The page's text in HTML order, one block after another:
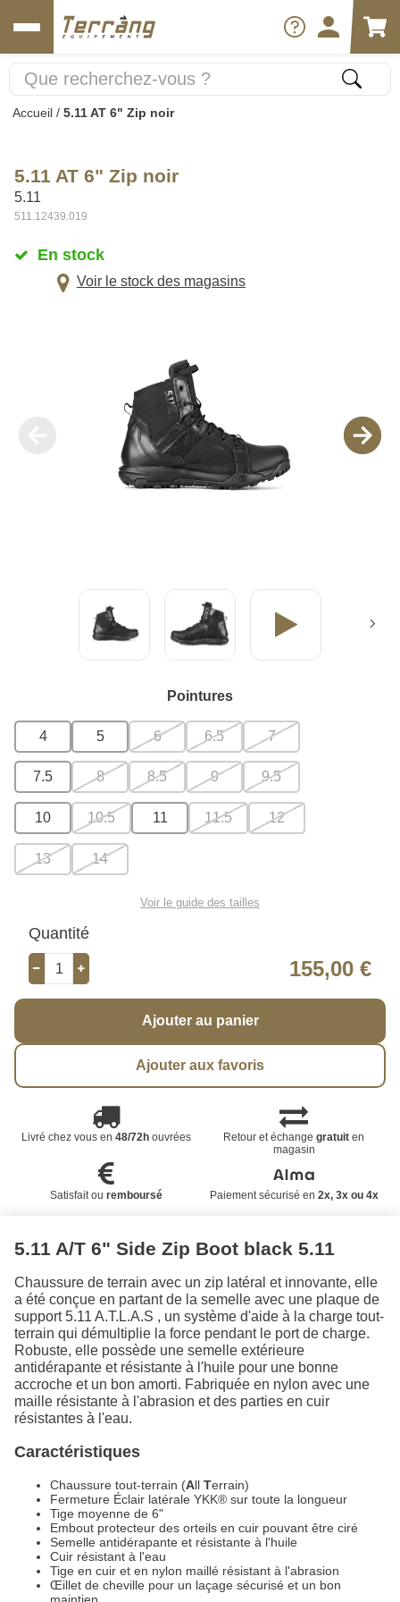
Accueil / 5.11 AT 6" Zip noir
5.11 AT 6" Zip noir
5.11
511.12439.019
En stock
Voir le stock des magasins
Pointures
4 5 6 6.5 7
7.5 8 8.5 9 9.5
10 10.5 11 11.5 12
13 14
Voir le guide des tailles
Quantité
155,00 €
Ajouter au panier
Ajouter aux favoris
Livré chez vous en 48/72houvrées Retour et échangegratuit en
magasin
Satisfait ou remboursé Paiement sécurisé en 2x, 3x ou 4x
5.11 A/T 6" Side Zip Boot black 5.11
Chaussure de terrain avec un zip latéral et innovante, elle
a été conçue en partant de la semelle avec une plaque de
support 5.11 A.T.L.A.S , un système d'aide à la charge tout-
terrain qui démultiplie la force pendant le port de charge.
Robuste, elle possède une semelle extérieure
antidérapante et résistante à l'huile pour une bonne
accroche et un bon amorti. Fabriquée en nylon avec une
maille résistante à l'abrasion et des parties en cuir
résistantes à l'eau.
Caractéristiques
Chaussure tout-terrain (All Terrain)
Fermeture Éclair latérale YKK® sur toute la longueur
Tige moyenne de 6"
Embout protecteur des orteils en cuir pouvant être ciré
Semelle antidérapante et résistante à l'huile
Cuir résistant à l'eau
Tige en cuir et en nylon maillé résistant à l'abrasion
Œillet de cheville pour un laçage sécurisé et un bon